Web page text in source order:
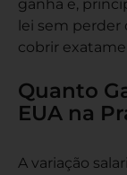
ganha e,
lei sem perder
cobrir
Quanto
EUA na
A variação